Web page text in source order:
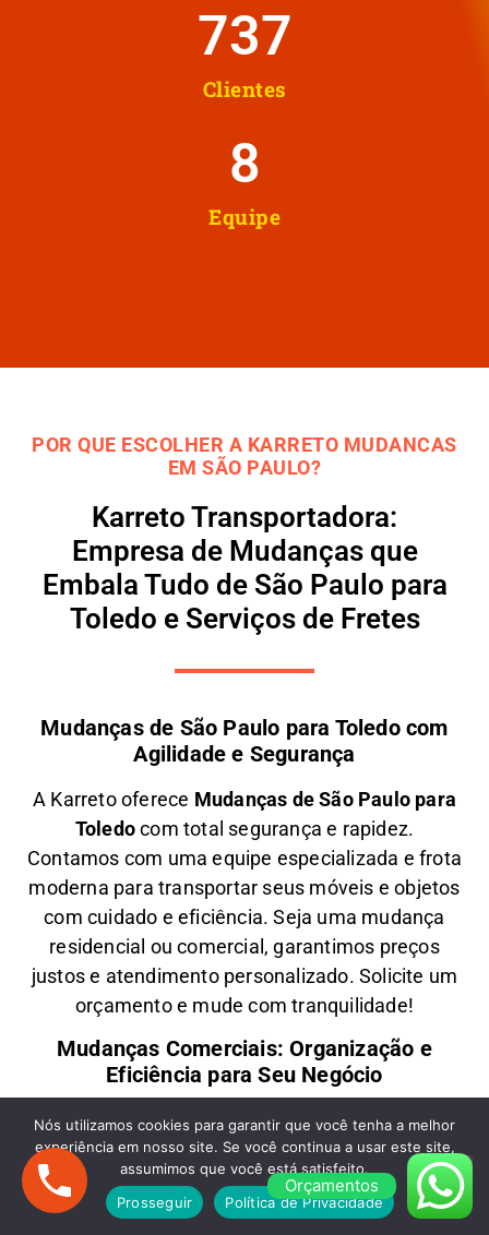
Clientes
737
Equipe
8
POR QUE ESCOLHER A KARRETO MUDANCAS
EM SÃO PAULO?
Karreto Transportadora:
Empresa de Mudanças que
Embala Tudo de São Paulo para
Toledo e Serviços de Fretes
Mudanças de São Paulo para Toledo com
Agilidade e Segurança
A Karretooferece Mudanças de São Paulo para
Toledocom total segurança e rapidez.
Contamos com uma equipe especializada e frota
moderna para transportar seus móveis e objetos
comcuidado e eficiência. Seja uma mudança
residencial ou comercial , garantimos preços
justos e atendimento personalizado. Solicite um
orçamento e mude com tranquilidade!
Mudanças Comerciais: Organização e
Eficiência para Seu Negócio
Precisa de uma Mudança Comercialde São
Paulo para Toledo? A Karretocuida de toda a
logística paraescritórios, lojas e empresas,
minimizando impactos e garantindoagilidade na
Orçamentos
Nós utilizamos cookies para garantir que você tenha a melhor
experiência em nosso site. Se você continua a usar este site,
assumimos que você está satisfeito.
Prosseguir
Política de Privacidade